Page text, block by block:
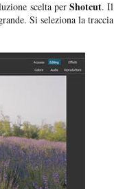
scelta perShotcut. Il
Si seleziona la traccia